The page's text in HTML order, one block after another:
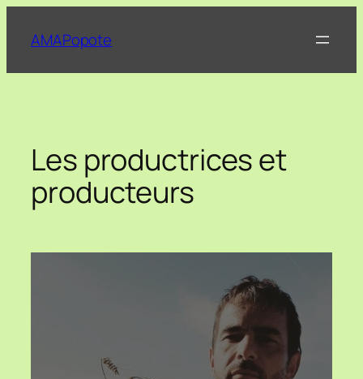
AMAPopote
Les productrices et
producteurs